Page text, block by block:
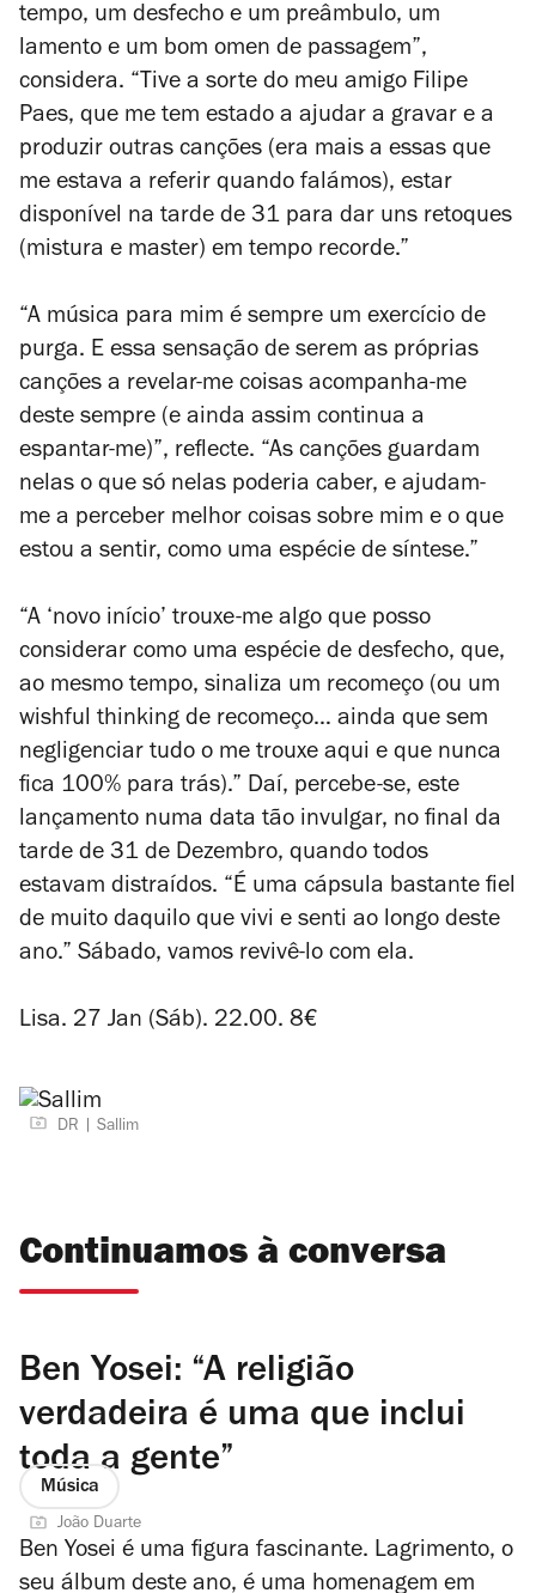
tempo, um desfecho e um preâmbulo, um
lamento e um bom omen de passagem”,
considera. “Tive a sorte do meu amigo Filipe
Paes, que me tem estado a ajudar a gravar e a
produzir outras canções (era mais a essas que
me estava a referir quando falámos), estar
disponível na tarde de 31 para dar uns retoques
(mistura e master) em tempo recorde.”
“A música para mim é sempre um exercício de
purga. E essa sensação de serem as próprias
canções a revelar-me coisas acompanha-me
deste sempre (e ainda assim continua a
espantar-me)”, reflecte. “As canções guardam
nelas o que só nelas poderia caber, e ajudam-
me a perceber melhor coisas sobre mim e o que
estou a sentir, como uma espécie de síntese.”
“A ‘novo início’ trouxe-me algo que posso
considerar como uma espécie de desfecho, que,
ao mesmo tempo, sinaliza um recomeço (ou um
wishful thinking de recomeço… ainda que sem
negligenciar tudo o me trouxe aqui e que nunca
fica 100% para trás).” Daí, percebe-se, este
lançamento numa data tão invulgar, no final da
tarde de 31 de Dezembro, quando todos
estavam distraídos. “É uma cápsula bastante fiel
de muito daquilo que vivi e senti ao longo deste
ano.” Sábado, vamos revivê-lo com ela.
Lisa. 27 Jan (Sáb). 22.00. 8€
DR Sallim
Continuamos à conversa
Ben Yosei: “A religião
verdadeira é uma que inclui
toda a gente”
Música
João Duarte
Ben Yosei é uma figura fascinante. Lagrimento, o
seu álbum deste ano, é uma homenagem em